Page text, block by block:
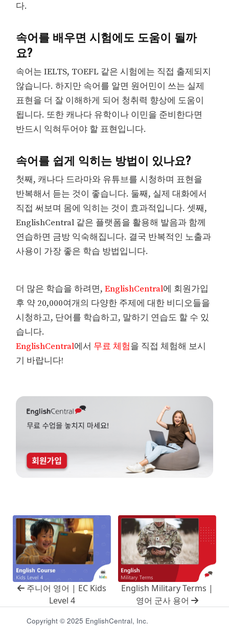
다.
속어를 배우면 시험에도 도움이 될까
요?
속어는 IELTS, TOEFL 같은 시험에는 직접 출제되지
않습니다. 하지만 속어를 알면 원어민이 쓰는 실제
표현을 더 잘 이해하게 되어 청취력 향상에 도움이
됩니다. 또한 캐나다 유학이나 이민을 준비한다면
반드시 익혀두어야 할 표현입니다.
속어를 쉽게 익히는 방법이 있나요?
첫째, 캐나다 드라마와 유튜브를 시청하며 표현을
반복해서 듣는 것이 좋습니다. 둘째, 실제 대화에서
직접 써보며 몸에 익히는 것이 효과적입니다. 셋째,
EnglishCentral 같은 플랫폼을 활용해 발음과 함께
연습하면 금방 익숙해집니다. 결국 반복적인 노출과
사용이 가장 좋은 학습 방법입니다.
더 많은 학습을 하려면,EnglishCentral에 회원가입
후 약 20,000여개의 다양한 주제에 대한 비디오들을
시청하고, 단어를 학습하고, 말하기 연습도 할 수 있
습니다.
EnglishCentral에서 무료 체험을 직접 체험해 보시
기 바랍니다!
주니어 영어 | EC Kids
Level 4
English Military Terms |
영어 군사 용어
Copyright © 2025 EnglishCentral, Inc.